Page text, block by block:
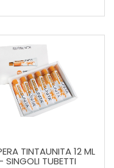
TINTAUNITA 12 ML
- SINGOLI TUBETTI